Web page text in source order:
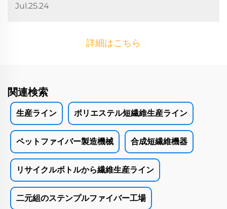
Jul.25.24
詳細はこちら
関連検索
生産ライン ポリエステル短繊維生産ライン
ペットファイバー製造機械 合成短繊維機器
リサイクルボトルから繊維生産ライン
二元組のステンプルファイバー工場